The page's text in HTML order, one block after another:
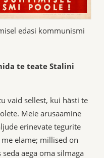
edasi kommunismi
te teate Stalini
vaid sellest, kui hästi te
Meie arusaamine
erinevate tegurite
elame; millised on
aega oma silmaga